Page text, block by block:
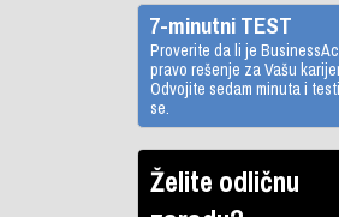
7-minutni TEST
Proverite da li je
pravo rešenje za Vašu
Odvojite sedam minuta i
se.
Želite odličnu